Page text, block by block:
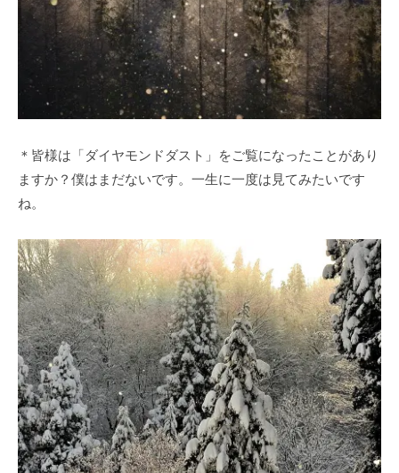
＊皆様は「ダイヤモンドダスト」をご覧になったことがあり
ますか？僕はまだないです。一生に一度は見てみたいです
ね。